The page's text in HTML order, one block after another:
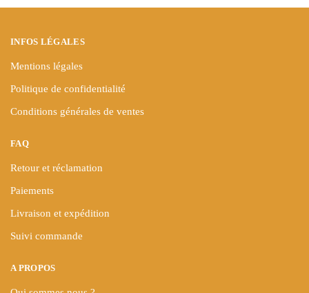
INFOS LÉGALES
Mentions légales
Politique de confidentialité
Conditions générales de ventes
FAQ
Retour et réclamation
Paiements
Livraison et expédition
Suivi commande
A PROPOS